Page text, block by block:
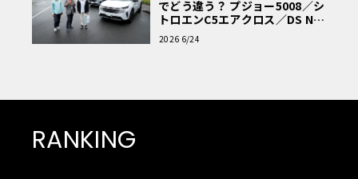
でどう違う？ プジョー5008／シ
トロエンC5エアクロス／DS Nº4
読者一気乗りレポート
2026 6/24
RANKING